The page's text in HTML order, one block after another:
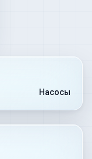
Насосы